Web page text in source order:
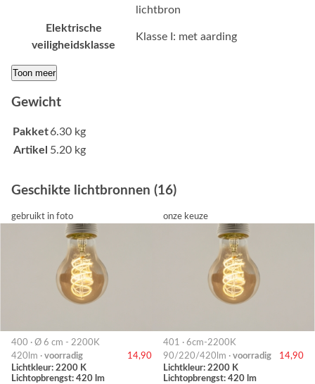
lichtbron
Elektrische
veiligheidsklasse
Klasse I: met aarding
Toon meer
Gewicht
Pakket6.30 kg
Artikel 5.20 kg
Geschikte lichtbronnen (16)
gebruikt in foto
400 · Ø 6 cm - 2200K
420lm · voorradig
14,90
Lichtkleur: 2200 K
Lichtopbrengst: 420 lm
onze keuze
401 · 6cm-2200K
90/220/420lm · voorradig
14,90
Lichtkleur: 2200 K
Lichtopbrengst: 420 lm